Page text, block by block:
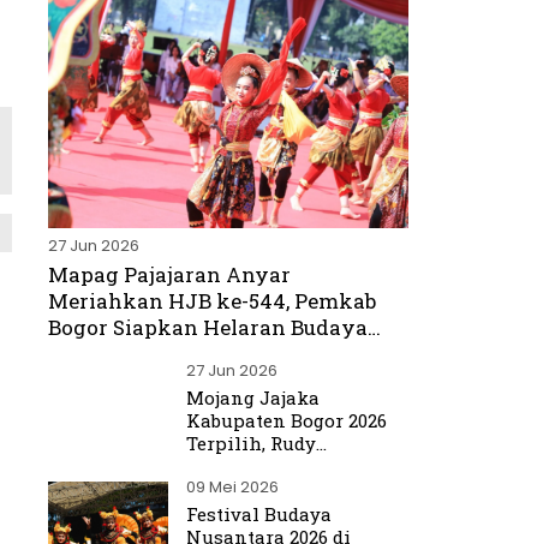
27 Jun 2026
Mapag Pajajaran Anyar
Meriahkan HJB ke-544, Pemkab
Bogor Siapkan Helaran Budaya
27 Jun 2026
Mojang Jajaka
Kabupaten Bogor 2026
Terpilih, Rudy
Promosikan Bogor ke
Dunia
09 Mei 2026
Festival Budaya
Nusantara 2026 di